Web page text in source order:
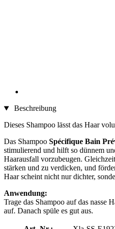
Beschreibung
Dieses Shampoo lässt das Haar
Das Shampoo Spécifique Bain
stimulierend und hilft so dünnem
Haarausfall vorzubeugen.
stärken und zu verdicken, und
Haar scheint nicht nur dichter,
Anwendung:
Trage das Shampoo auf das nasse
auf. Danach spüle es gut aus.